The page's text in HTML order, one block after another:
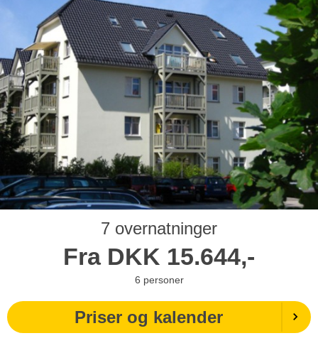
7 overnatninger
Fra DKK 15.644,-
6 personer
Priser og kalender